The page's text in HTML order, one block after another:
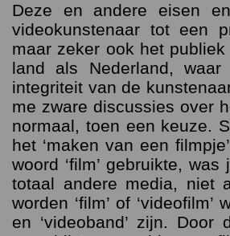
Deze en andere eisen
videokunstenaar tot een
maar zeker ook het
land als Nederland,
integriteit van de
me zware discussies over
normaal, toen een keuze.
het ‘maken van een
woord ‘film’ gebruikte,
totaal andere media, niet
worden ‘film’ of
en ‘videoband’ zijn.